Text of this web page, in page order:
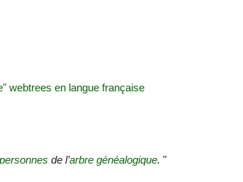
webtrees en langue française
personnes de l’arbre généalogique. "